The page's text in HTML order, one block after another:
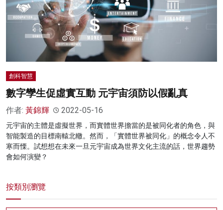
創科智慧
數字孿生促虛實互動 元宇宙須防以假亂真
作者: 黃錦輝 2022-05-16
元宇宙的主體是虛擬世界，而實體世界擔當的是被同化者的角色，與
智能製造的目標南轅北轍。然而，「實體世界被同化」的概念令人不
寒而慄。試想想在未來一旦元宇宙成為世界文化主流的話，世界趨勢
會如何演變？
按類別瀏覽